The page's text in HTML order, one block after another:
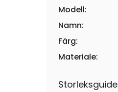
Modell:
Namn:
Färg:
Materiale:
Storleksguide